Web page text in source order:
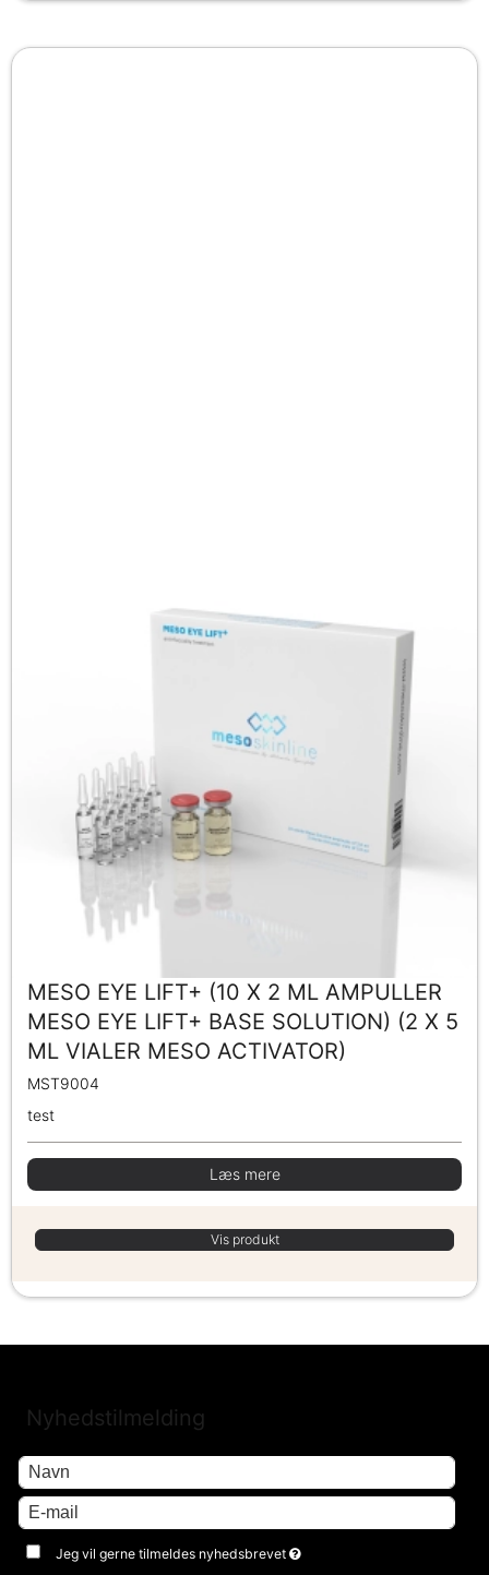
MESO EYE LIFT+ (10 X 2 ML AMPULLER
MESO EYE LIFT+ BASE SOLUTION) (2 X 5
ML VIALER MESO ACTIVATOR)
MST9004
test
Læs mere
Vis produkt
Nyhedstilmelding
Jeg vil gerne tilmeldes nyhedsbrevet